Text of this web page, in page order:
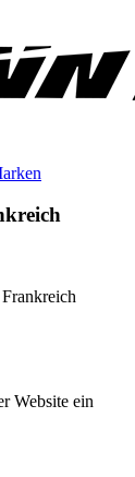
Website ein